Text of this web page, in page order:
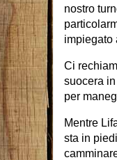
nostro
impiegato
Ci
suocera
per
Mentre
sta in